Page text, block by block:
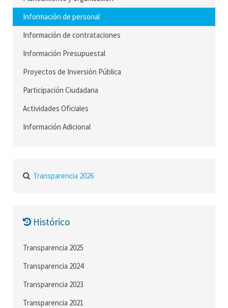
Información de personal
Información de contrataciones
Información Presupuestal
Proyectos de Inversión Pública
Participación Ciudadana
Actividades Oficiales
Información Adicional
Transparencia 2026
Histórico
Transparencia 2025
Transparencia 2024
Transparencia 2023
Transparencia 2021